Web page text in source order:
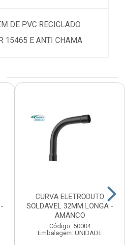
DE PVC RECICLADO
15465 E ANTI CHAMA
CURVA ELETRODUTO
SOLDAVEL 32MM LONGA -
AMANCO
Código: 50004
Embalagem: UNIDADE